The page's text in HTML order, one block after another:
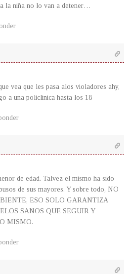
la niña no lo van a detener…
vea que les pasa alos violadores ahy,
a una policlinica hasta los 18
de edad. Talvez el mismo ha sido
de sus mayores. Y sobre todo, NO
ESO SOLO GARANTIZA
SANOS QUE SEGUIR Y
MISMO.